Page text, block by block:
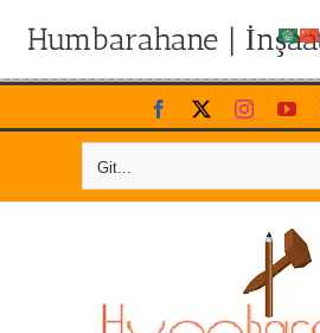
Humbarahane |
Skip
to
Facebook
Git...